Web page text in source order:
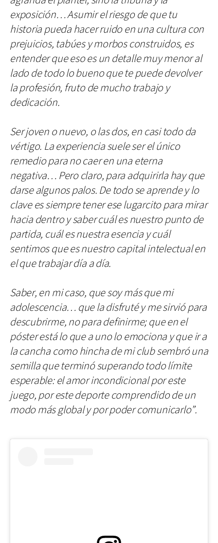
exposición… Asumir el riesgo de que tu
historia pueda hacer ruido en una cultura con
prejuicios, tabúes y morbos construidos, es
entender que eso es un detalle muy menor al
lado de todo lo bueno que te puede devolver
la profesión, fruto de mucho trabajo y
dedicación.
Ser joven o nuevo, o las dos, en casi todo da
vértigo. La experiencia suele ser el único
remedio para no caer en una eterna
negativa… Pero claro, para adquirirla hay que
darse algunos palos. De todo se aprende y lo
clave es siempre tener ese lugarcito para mirar
hacia dentro y saber cuál es nuestro punto de
partida, cuál es nuestra esencia y cuál
sentimos que es nuestro capital intelectual en
el que trabajar día a día.
Saber, en mi caso, que soy más que mi
adolescencia… que la disfruté y me sirvió para
descubrirme, no para definirme; que en el
póster está lo que a uno lo emociona y que ir a
la cancha como hincha de mi club sembró una
semilla que terminó superando todo límite
esperable: el amor incondicional por este
juego, por este deporte comprendido de un
modo más global y por poder comunicarlo”.